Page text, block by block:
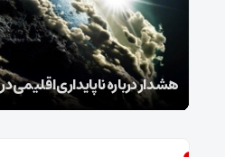
هشدار درباره ناپایداری اقلیمی